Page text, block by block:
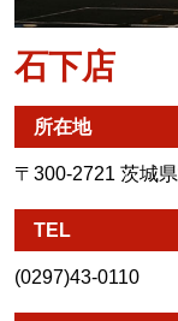
石下店
所在地
〒300-2721 茨城
TEL
(0297)43-0110